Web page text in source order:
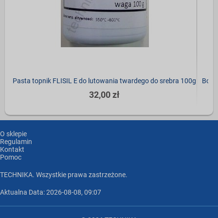
Pasta topnik FLISIL E do lutowania twardego do srebra 100g
32,00 zł
O sklepie
Regulamin
Kontakt
Pomoc
TECHNIKA. Wszystkie prawa zastrzeżone.
Aktualna Data: 2026-08-08, 09:07